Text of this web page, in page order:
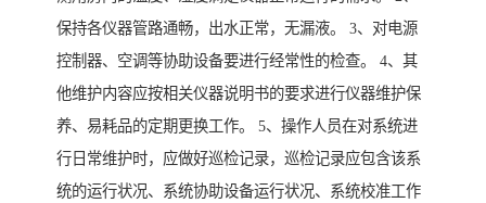
保持各仪器管路通畅，出水正常，无漏液。 3、对电源
控制器、空调等协助设备要进行经常性的检查。 4、其
他维护内容应按相关仪器说明书的要求进行仪器维护保
养、易耗品的定期更换工作。 5、操作人员在对系统进
行日常维护时，应做好巡检记录，巡检记录应包含该系
统的运行状况、系统协助设备运行状况、系统校准工作